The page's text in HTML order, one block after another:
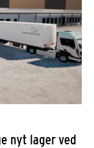
nyt lager ved